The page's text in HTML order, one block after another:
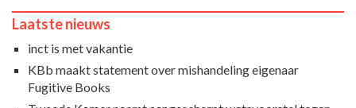
Laatste nieuws
inct is met vakantie
KBb maakt statement over mishandeling eigenaar
Fugitive Books